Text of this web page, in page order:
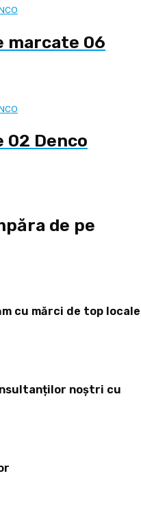
marcate 06
02 Denco
de pe
cu mărci de top locale
noștri cu